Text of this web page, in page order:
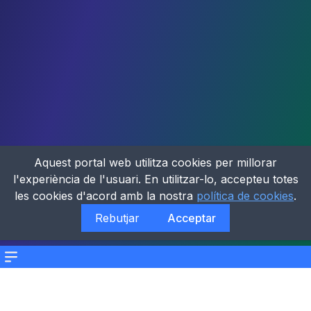
Menu
Aquest portal web utilitza cookies per millorar
l'experiència de l'usuari. En utilitzar-lo, accepteu totes
les cookies d'acord amb la nostra política de cookies.
Rebutjar
Acceptar